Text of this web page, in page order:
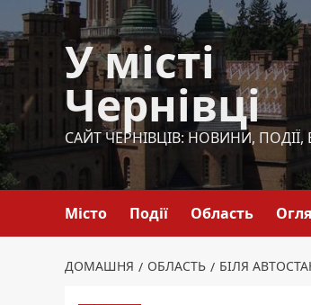
Перейти
до
вмісту
У місті
Чернівці
САЙТ ЧЕРНІВЦІВ: НОВИНИ,
Місто Події Область
ДОМАШНЯ ОБЛАСТЬ БІЛЯ